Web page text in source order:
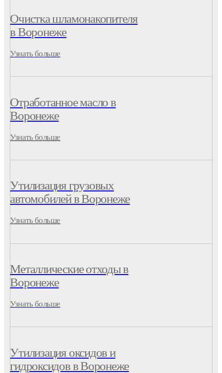
Очистка шламонакопителя
в Воронеже
Узнать больше
Отработанное масло в
Воронеже
Узнать больше
Утилизация грузовых
автомобилей в Воронеже
Узнать больше
Металлические отходы в
Воронеже
Узнать больше
Утилизация оксидов и
гидроксидов в Воронеже